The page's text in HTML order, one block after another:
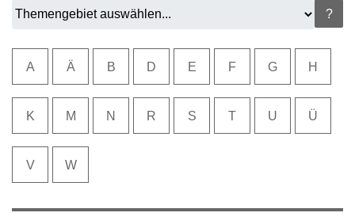
?
A Ä B D E F G H
K M N R S T U Ü
V W